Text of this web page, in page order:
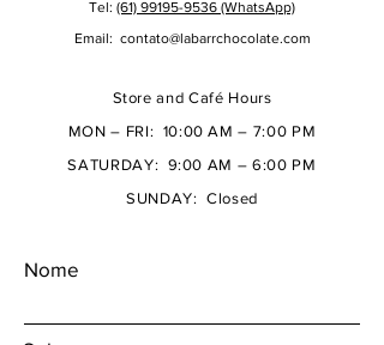
Tel: (61) 99195-9536 (WhatsApp)
Email: contato@labarrchocolate.com
Store and Café Hours
MON – FRI: 10:00 AM – 7:00 PM
SATURDAY: 9:00 AM – 6:00 PM
SUNDAY: Closed
Nome